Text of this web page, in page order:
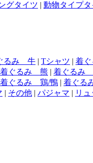
グタイツ | 動物タイプ
るみ 牛 | Tシャツ | 着
着ぐるみ 熊 | 着ぐるみ
着ぐるみ 鶏/鴨 | 着ぐる
| その他 | パジャマ | リ